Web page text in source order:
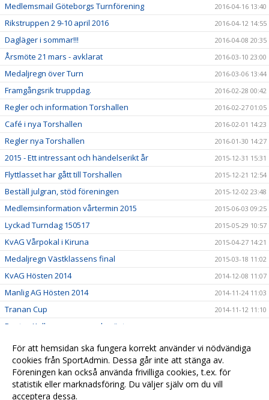
Medlemsmail Göteborgs Turnförening 2016-04-16 13:40
Rikstruppen 2 9-10 april 2016 2016-04-12 14:55
Dagläger i sommar!!! 2016-04-08 20:35
Årsmöte 21 mars - avklarat 2016-03-10 23:00
Medaljregn över Turn 2016-03-06 13:44
Framgångsrik truppdag. 2016-02-28 00:42
Regler och information Torshallen 2016-02-27 01:05
Café i nya Torshallen 2016-02-01 14:23
Regler nya Torshallen 2016-01-30 14:27
2015 - Ett intressant och händelserikt år 2015-12-31 15:31
Flyttlasset har gått till Torshallen 2015-12-21 12:54
Beställ julgran, stöd föreningen 2015-12-02 23:48
Medlemsinformation vårtermin 2015 2015-06-03 09:25
Lyckad Turndag 150517 2015-05-29 10:57
KvAG Vårpokal i Kiruna 2015-04-27 14:21
Medaljregn Västklassens final 2015-03-18 11:02
KvAG Hösten 2014 2014-12-08 11:07
Manlig AG Hösten 2014 2014-11-24 11:03
Tranan Cup 2014-11-12 11:10
Pontus Kallanvaara svensk mästare
Turn Dagen 2014 2014-11-11 14:29
Göteborgs turn träningsläger 2014-11-11 14:28
Gamla nyheter 2014-06-01 11:14
För att hemsidan ska fungera korrekt använder vi nödvändiga
cookies från SportAdmin. Dessa går inte att stänga av.
Föreningen kan också använda frivilliga cookies, t.ex. för
statistik eller marknadsföring. Du väljer själv om du vill
acceptera dessa.